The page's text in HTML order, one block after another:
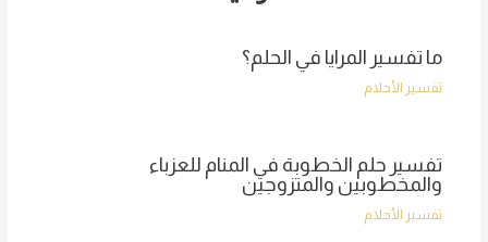
ما تفسير المرايا في الحلم؟
تفسير الأحلام
تفسير حلم الخطوبة في المنام للعزباء
والمخطوبين والمتزوجين
تفسير الأحلام